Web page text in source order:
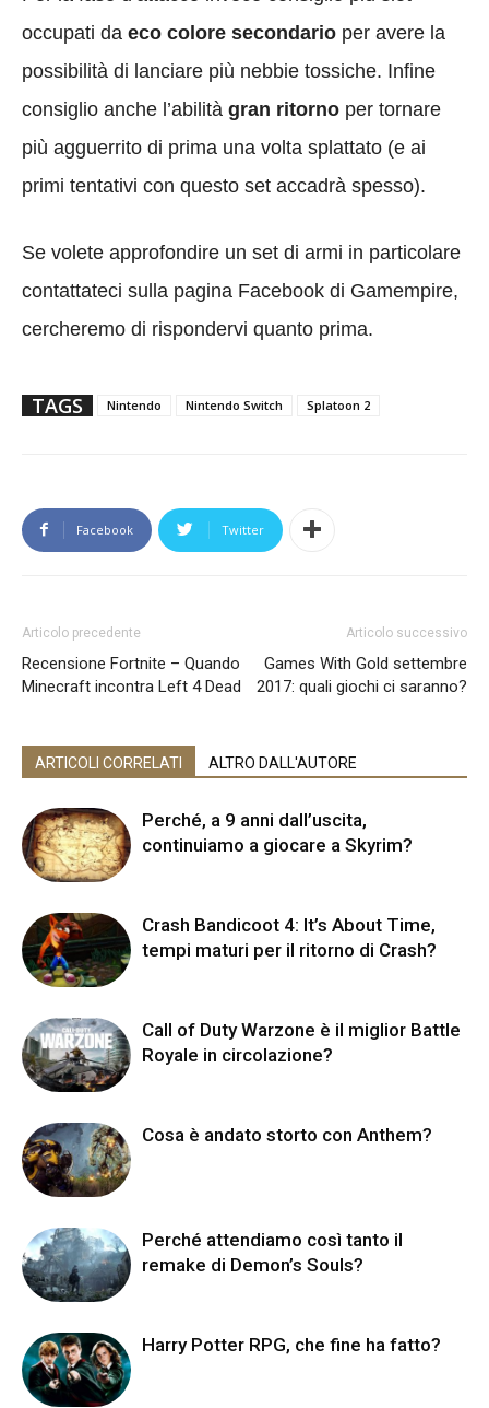
occupati da eco colore secondario per avere la
possibilità di lanciare più nebbie tossiche. Infine
consiglio anche l’abilità gran ritorno per tornare
più agguerrito di prima una volta splattato (e ai
primi tentativi con questo set accadrà spesso).
Se volete approfondire un set di armi in particolare
contattateci sulla pagina Facebook di Gamempire,
cercheremo di rispondervi quanto prima.
TAGS Nintendo Nintendo Switch Splatoon 2
Facebook Twitter
Articolo precedente
Recensione Fortnite – Quando
Minecraft incontra Left 4 Dead
Articolo successivo
Games With Gold settembre
2017: quali giochi ci saranno?
ARTICOLI CORRELATI ALTRO DALL'AUTORE
Perché, a 9 anni dall’uscita,
continuiamo a giocare a Skyrim?
Crash Bandicoot 4: It’s About Time,
tempi maturi per il ritorno di Crash?
Call of Duty Warzone è il miglior Battle
Royale in circolazione?
Cosa è andato storto con Anthem?
Perché attendiamo così tanto il
remake di Demon’s Souls?
Harry Potter RPG, che fine ha fatto?